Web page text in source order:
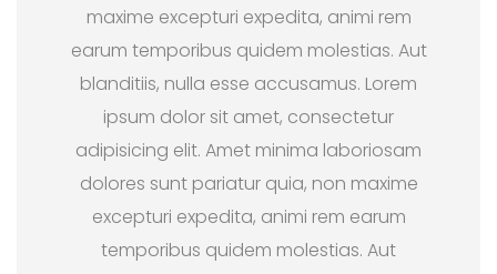
maxime excepturi expedita, animi rem
earum temporibus quidem molestias. Aut
blanditiis, nulla esse accusamus. Lorem
ipsum dolor sit amet, consectetur
adipisicing elit. Amet minima laboriosam
dolores sunt pariatur quia, non maxime
excepturi expedita, animi rem earum
temporibus quidem molestias. Aut